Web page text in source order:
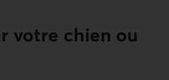
votre chien ou